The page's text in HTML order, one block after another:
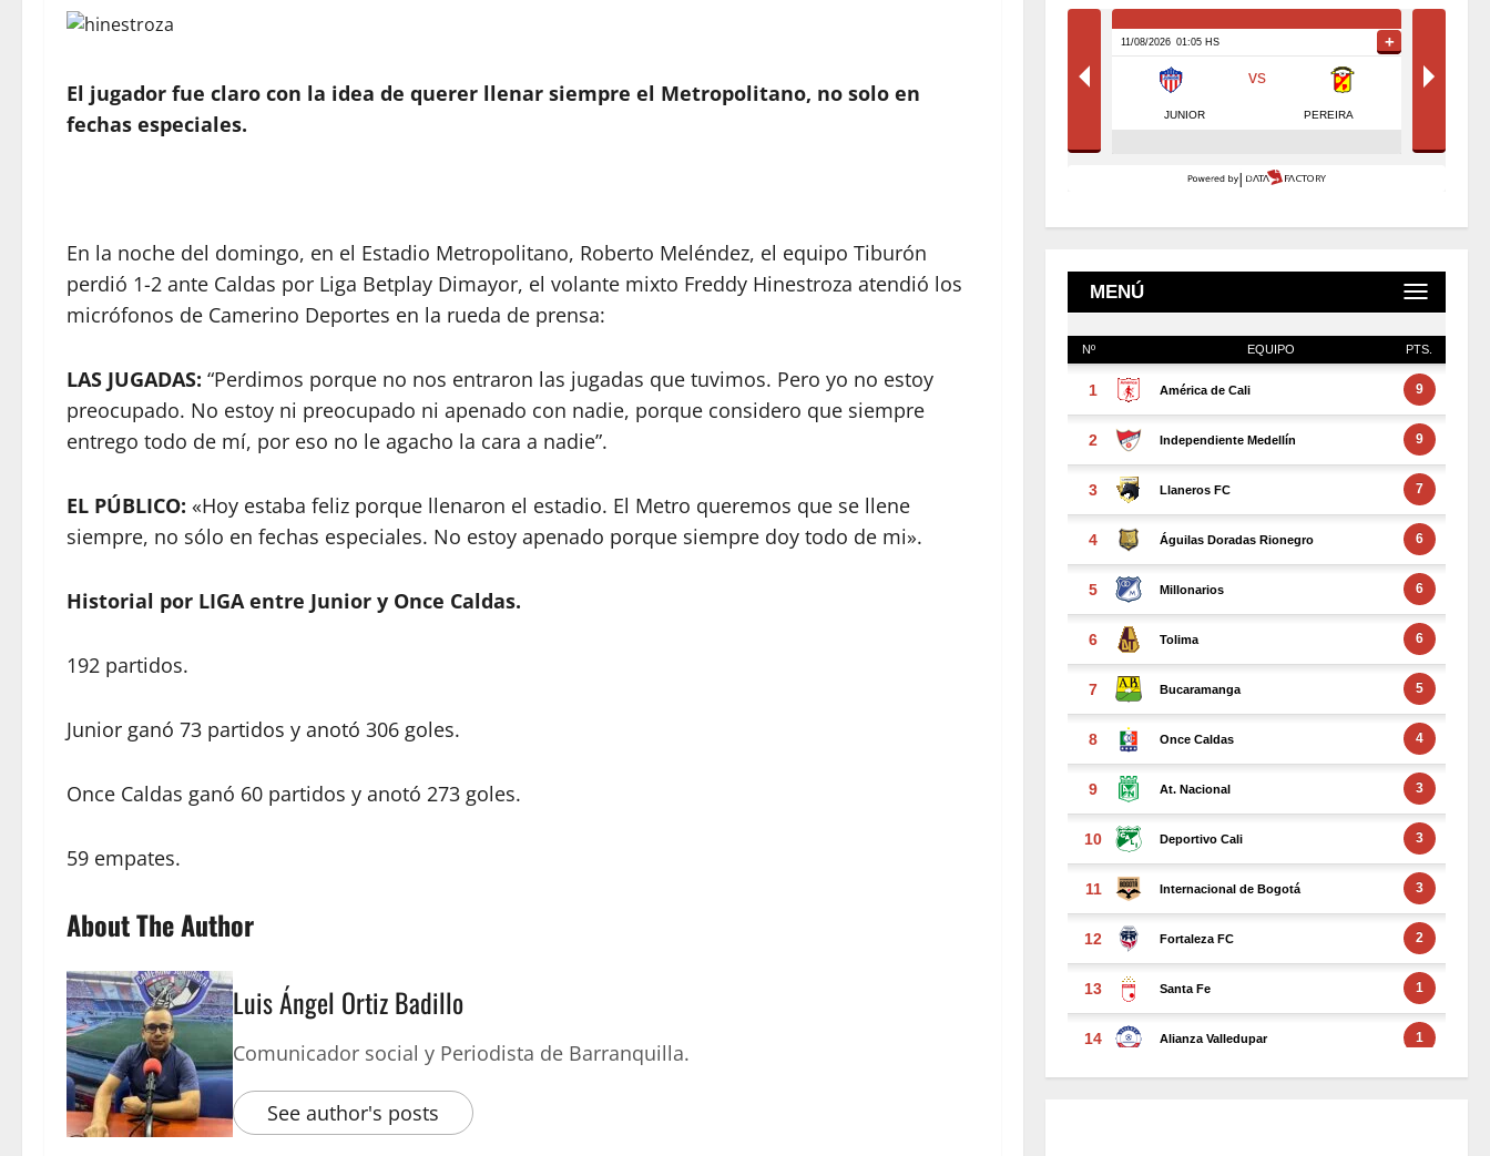
El jugador fue claro con la idea de querer llenar siempre el Metropolitano, no solo en
fechas especiales.
En la noche del domingo, en el Estadio Metropolitano, Roberto Meléndez, el equipo Tiburón
perdió 1-2 ante Caldas por Liga Betplay Dimayor, el volante mixto Freddy Hinestroza atendió los
micrófonos de Camerino Deportes en la rueda de prensa:
LAS JUGADAS: “Perdimos porque no nos entraron las jugadas que tuvimos. Pero yo no estoy
preocupado. No estoy ni preocupado ni apenado con nadie, porque considero que siempre
entrego todo de mí, por eso no le agacho la cara a nadie”.
EL PÚBLICO: «Hoy estaba feliz porque llenaron el estadio. El Metro queremos que se llene
siempre, no sólo en fechas especiales. No estoy apenado porque siempre doy todo de mi».
Historial por LIGA entre Junior y Once Caldas.
192 partidos.
Junior ganó 73 partidos y anotó 306 goles.
Once Caldas ganó 60 partidos y anotó 273 goles.
59 empates.
About The Author
Luis Ángel Ortiz Badillo
Comunicador social y Periodista de Barranquilla.
See author's posts